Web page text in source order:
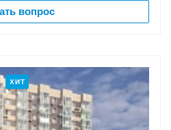
вопрос
ХИТ